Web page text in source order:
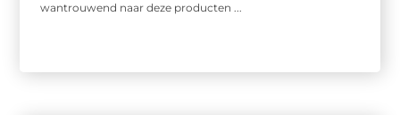
wantrouwend naar deze producten ...